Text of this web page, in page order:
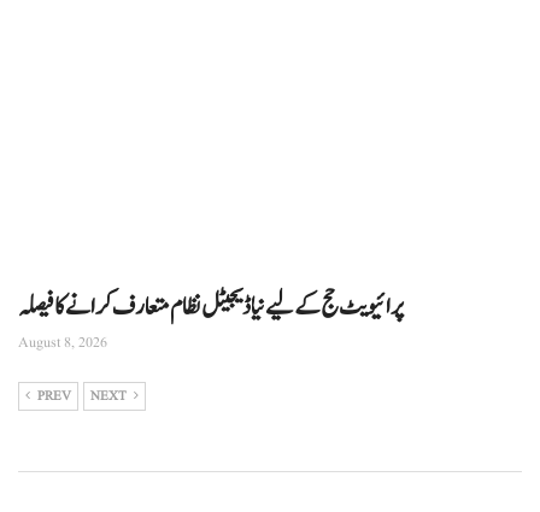
پرائیویٹ حج کے لیے نیا ڈیجیٹل نظام متعارف کرانے کا فیصلہ
August 8, 2026
PREV NEXT